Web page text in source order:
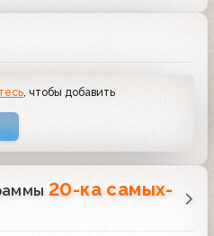
, чтобы добавить
20-ка самых-